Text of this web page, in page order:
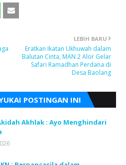
LEBIH BARU
Eratkan Ikatan Ukhuwah dalam
Balutan Cinta, MAN 2 Alor Gelar
Safari Ramadhan Perdana di
Desa Baolang
POSTINGAN INI
Akhlak : Ayo Menghindari